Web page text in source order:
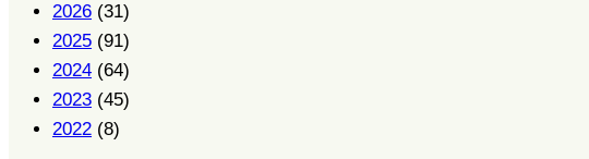
2026 (31)
2025 (91)
2024 (64)
2023 (45)
2022 (8)